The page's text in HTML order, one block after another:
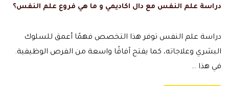
دراسة علم النفس مع دال اكاديمي و ما هي فروع علم النفس؟
دراسة علم النفس توفر هذا التخصص فهمًا أعمق للسلوك
البشري وعلاجاته، كما يفتح آفاقًا واسعة من الفرص الوظيفية.
في هذا …